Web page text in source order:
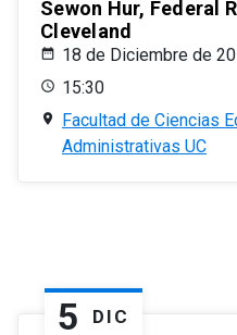
Sewon Hur, Federal
Cleveland
18 de Diciembre de
15:30
Facultad de Ciencias
Administrativas UC
5 DIC